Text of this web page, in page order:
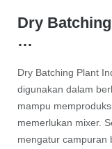
Dry
…
Dry Batching Plant
digunakan dalam
mampu
memerlukan mixer.
mengatur campuran